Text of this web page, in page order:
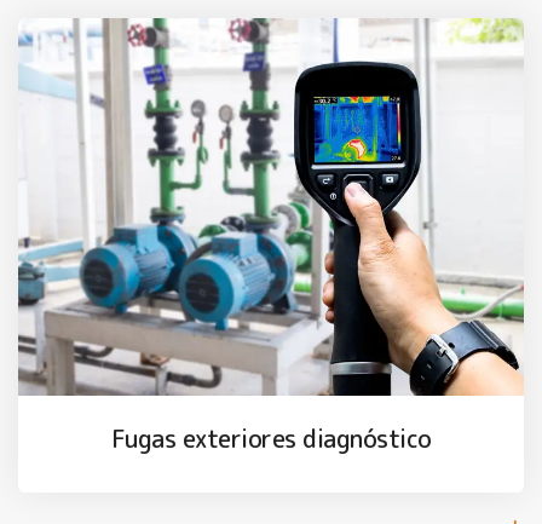
Fugas exteriores diagnóstico